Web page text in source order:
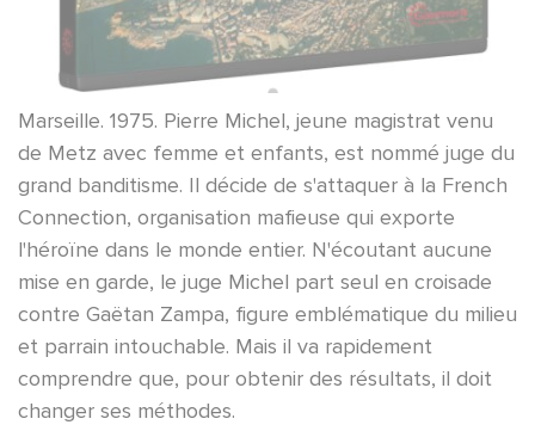
Marseille. 1975. Pierre Michel, jeune magistrat venu
de Metz avec femme et enfants, est nommé juge du
grand banditisme. Il décide de s'attaquer à la French
Connection, organisation mafieuse qui exporte
l'héroïne dans le monde entier. N'écoutant aucune
mise en garde, le juge Michel part seul en croisade
contre Gaëtan Zampa, figure emblématique du milieu
et parrain intouchable. Mais il va rapidement
comprendre que, pour obtenir des résultats, il doit
changer ses méthodes.